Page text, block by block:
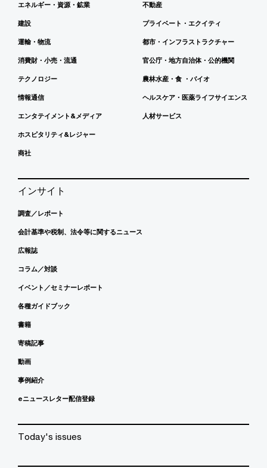
エネルギー・資源・鉱業
建設
運輸・物流
消費財・小売・流通
テクノロジー
情報通信
エンタテイメント&メディア
ホスピタリティ&レジャー
商社
不動産
プライベート・エクイティ
都市・インフラストラクチャー
官公庁・地方自治体・公的機関
農林水産・食 ・バイオ
ヘルスケア・医薬ライフサイエンス
人材サービス
インサイト
調査／レポート
会計基準や税制、法令等に関するニュース
広報誌
コラム／対談
イベント／セミナーレポート
各種ガイドブック
書籍
寄稿記事
動画
事例紹介
eニュースレター配信登録
Today's issues